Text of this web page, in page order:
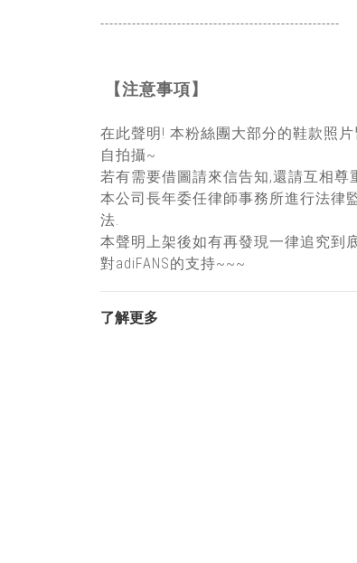
-----------------------------------------------------
【注意事項】
在此聲明! 本粉絲團大部分的鞋款照
自拍攝~
若有需要借圖請來信告知,還請互相尊
本公司長年委任律師事務所進行法律
法.
本聲明上架後如有再發現一律追究到
對adiFANS的支持~~~
了解更多